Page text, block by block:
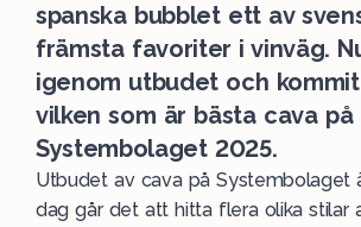
spanska bubblet ett av
främsta favoriter i vinväg.
igenom utbudet och
vilken som är bästa cava på
Systembolaget 2025.
Utbudet av cava på Systembolaget
dag går det att hitta flera olika stilar